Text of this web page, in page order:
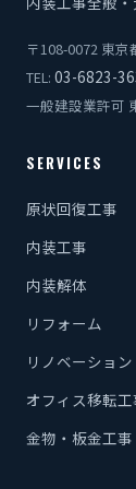
〒108-0072 東
TEL: 03-6823-
一般建設業許可
SERVICES
原状回復工事
内装工事
内装解体
リフォーム
リノベーション
オフィス移転工
金物・板金工事